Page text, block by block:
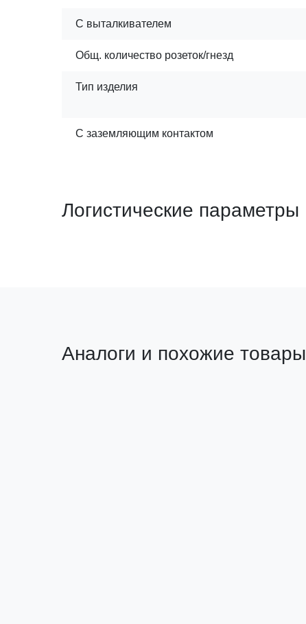
С выталкивателем
Общ. количество розеток/гнезд
Тип изделия
С заземляющим контактом
Логистические параметры
Аналоги и похожие товары